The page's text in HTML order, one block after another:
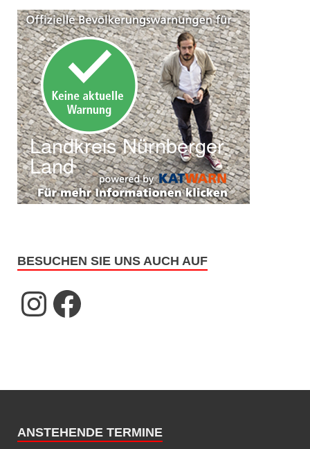
BESUCHEN SIE UNS AUCH AUF
ANSTEHENDE TERMINE